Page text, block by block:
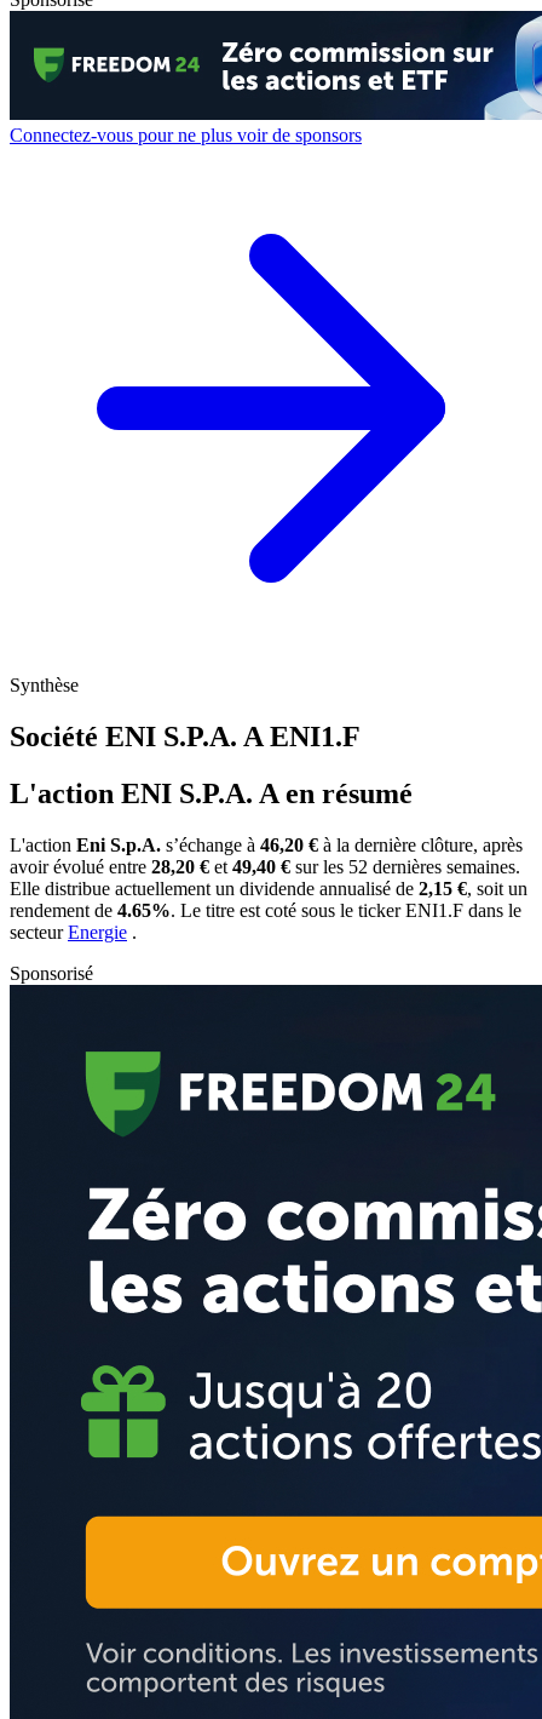
Connectez-vous pour ne plus voir de sponsors
Synthèse
Société ENI S.P.A. A ENI1.F
L'action ENI S.P.A. A en résumé
L'action Eni S.p.A. s’échange à 46,20 € à la dernière clôture, après
avoir évolué entre 28,20 € et 49,40 € sur les 52 dernières semaines.
Elle distribue actuellement un dividende annualisé de 2,15 €, soit un
rendement de 4.65%. Le titre est coté sous le tickerENI1.F dans le
secteurEnergie .
Sponsorisé